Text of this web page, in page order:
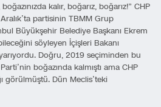
kalır, boğarız, boğarız!” CHP
partisinin TBMM Grup
Büyükşehir Belediye Başkanı Ekrem
söyleyen İçişleri Bakanı
Doğru, 2019 seçiminden bu
boğazında kalmıştı ama CHP
görülmüştü. Dün Meclis’teki